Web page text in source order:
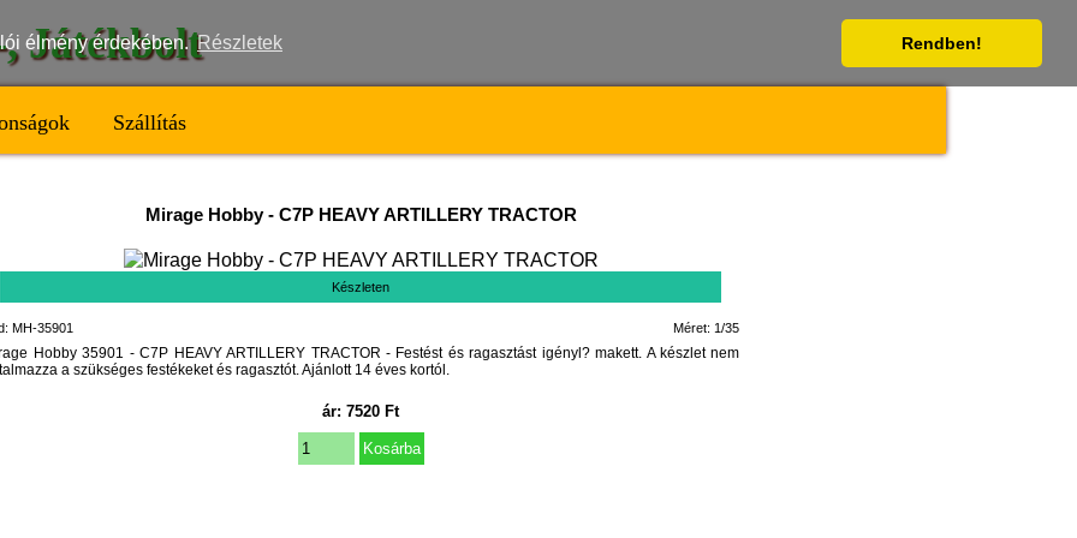
élmény érdekében. Részletek Rendben!
, Játékbolt
Szállítás
Mirage Hobby- C7P HEAVY ARTILLERY TRACTOR
Készleten
Méret: 1/35
MH-35901
Hobby 35901 - C7P HEAVY ARTILLERY TRACTOR - Festést és ragasztást igényl? makett. A készlet nem
a szükséges festékeket és ragasztót. Ajánlott 14 éves kortól.
ár:7520 Ft